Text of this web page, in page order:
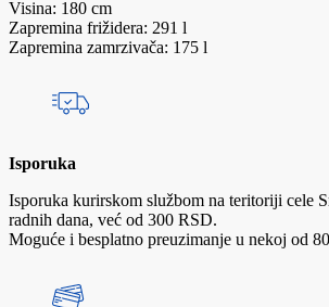
Visina: 180 cm
Zapremina frižidera: 291 l
Zapremina zamrzivača: 175 l
Isporuka
Isporuka kurirskom službom na teritoriji cele
radnih dana, već od 300 RSD.
Moguće i besplatno preuzimanje u nekoj od